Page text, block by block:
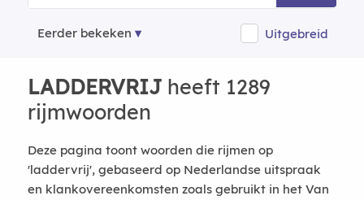
Eerder bekeken Uitgebreid
LADDERVRIJheeft 1289
rijmwoorden
Deze pagina toont woorden die rijmen op
'laddervrij', gebaseerd op Nederlandse uitspraak
en klankovereenkomsten zoals gebruikt in het Van